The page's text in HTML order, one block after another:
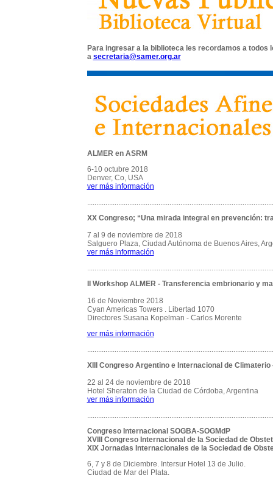
Para ingresar a la biblioteca les recordamos a
a secretaria@samer.org.ar
ALMER en ASRM
6-10 octubre 2018
Denver, Co, USA
ver más información
XX Congreso; “Una mirada integral en prevención:
7 al 9 de noviembre de 2018
Salguero Plaza, Ciudad Autónoma de Buenos Aires,
ver más información
II Workshop ALMER - Transferencia embrionario y
16 de Noviembre 2018
Cyan Americas Towers . Libertad 1070
Directores Susana Kopelman - Carlos Morente
ver más información
XIII Congreso Argentino e Internacional de Climaterio
22 al 24 de noviembre de 2018
Hotel Sheraton de la Ciudad de Córdoba, Argentina
ver más información
Congreso Internacional SOGBA-SOGMdP
XVIII Congreso Internacional de la Sociedad de
XIX Jornadas Internacionales de la Sociedad de
6, 7 y 8 de Diciembre. Intersur Hotel 13 de Julio.
Ciudad de Mar del Plata.